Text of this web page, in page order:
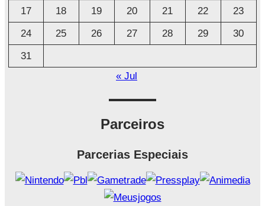
17
18 19 20 21 22
23
24
25 26 27 28 29
30
31
« Jul
Parceiros
Parcerias Especiais